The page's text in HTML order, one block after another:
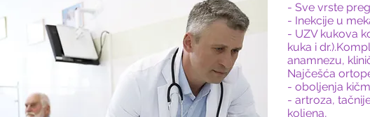
- Sve vrste
- Inekcije u
- UZV kukova
kuka i
anamnezu,
Najčešća
- oboljenja
- artroza,
koljena,